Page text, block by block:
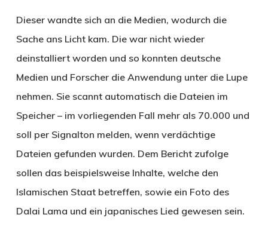
Dieser wandte sich an die Medien, wodurch die
Sache ans Licht kam. Die war nicht wieder
deinstalliert worden und so konnten deutsche
Medien und Forscher die Anwendung unter die Lupe
nehmen. Sie scannt automatisch die Dateien im
Speicher – im vorliegenden Fall mehr als 70.000 und
soll per Signalton melden, wenn verdächtige
Dateien gefunden wurden. Dem Bericht zufolge
sollen das beispielsweise Inhalte, welche den
Islamischen Staat betreffen, sowie ein Foto des
Dalai Lama und ein japanisches Lied gewesen sein.